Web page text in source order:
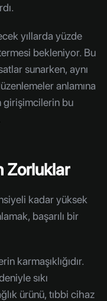
yıllarda yüzde
bekleniyor. Bu
sunarken, aynı
anlamına
girişimcilerin bu
Zorluklar
kadar yüksek
başarılı bir
karmaşıklığıdır.
sıkı
ürünü, tıbbi cihaz